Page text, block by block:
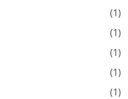
(1)
(1)
(1)
(1)
(1)